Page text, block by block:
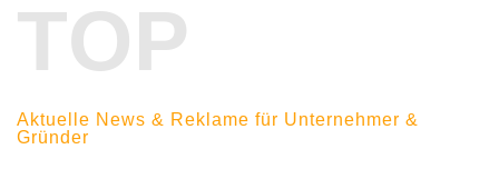
TOP
Aktuelle News & Reklame für Unternehmer &
Gründer